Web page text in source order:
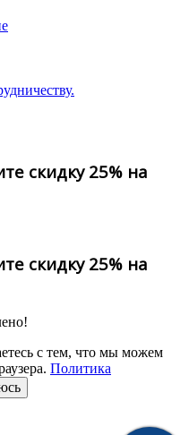
скидку 25% на
скидку 25% на
с тем, что мы можем
Политика